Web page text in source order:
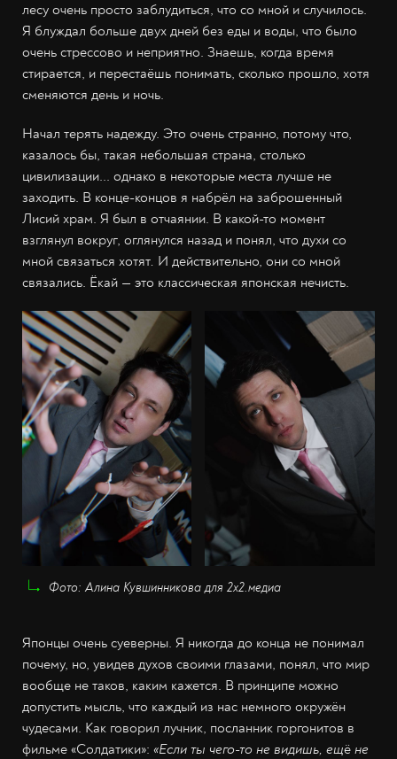
лесу очень просто заблудиться, что со мной и случилось.
Я блуждал больше двух дней без еды и воды, что было
очень стрессово и неприятно. Знаешь, когда время
стирается, и перестаёшь понимать, сколько прошло, хотя
сменяются день и ночь.
Начал терять надежду. Это очень странно, потому что,
казалось бы, такая небольшая страна, столько
цивилизации... однако в некоторые места лучше не
заходить. В конце-концов я набрёл на заброшенный
Лисий храм. Я был в отчаянии. В какой-то момент
взглянул вокруг, оглянулся назад и понял, что духи со
мной связаться хотят. И действительно, они со мной
связались. Ëкай — это классическая японская нечисть.
Фото: Алина Кувшинникова для 2х2.медиа
Японцы очень суеверны. Я никогда до конца не понимал
почему, но, увидев духов своими глазами, понял, что мир
вообще не таков, каким кажется. В принципе можно
допустить мысль, что каждый из нас немного окружён
чудесами. Как говорил лучник, посланник горгонитов в
фильме «Солдатики»: «Если ты чего-то не видишь, ещё не